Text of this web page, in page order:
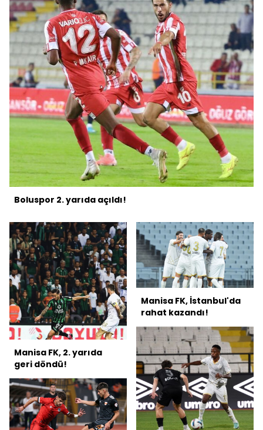
Boluspor 2. yarıda açıldı!
Manisa FK, 2. yarıda
geri döndü!
Manisa FK, İstanbul'da
rahat kazandı!